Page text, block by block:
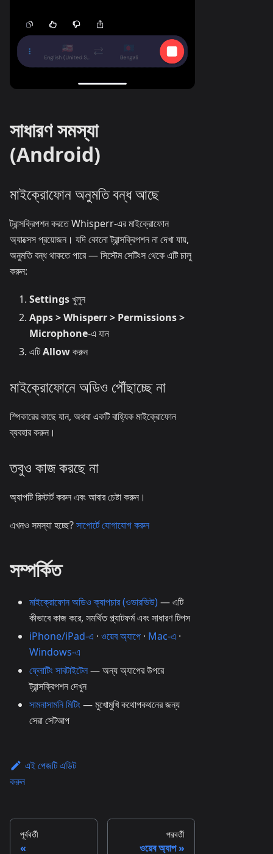
সাধারণ সমস্যা
(Android)
মাইক্রোফোন অনুমতি বন্ধ আছে
ট্রান্সক্রিপশন করতে Whisperr-এর মাইক্রোফোন
অ্যাক্সেস প্রয়োজন। যদি কোনো ট্রান্সক্রিপশন না দেখা যায়,
অনুমতি বন্ধ থাকতে পারে — সিস্টেম সেটিংস থেকে এটি চালু
করুন:
Settingsখুলুন
Apps > Whisperr > Permissions >
Microphone-এ যান
এটিAllowকরুন
মাইক্রোফোনে অডিও পৌঁছাচ্ছে না
স্পিকারের কাছে যান, অথবা একটি বাহ্যিক মাইক্রোফোন
ব্যবহার করুন।
তবুও কাজ করছে না
অ্যাপটি রিস্টার্ট করুন এবং আবার চেষ্টা করুন।
এখনও সমস্যা হচ্ছে?সাপোর্টে যোগাযোগ করুন
সম্পর্কিত
মাইক্রোফোন অডিও ক্যাপচার (ওভারভিউ)— এটি
কীভাবে কাজ করে, সমর্থিত প্ল্যাটফর্ম এবং সাধারণ টিপস
iPhone/iPad-এ · ওয়েব অ্যাপে · Mac-এ ·
Windows-এ
ফ্লোটিং সাবটাইটেল— অন্য অ্যাপের উপরে
ট্রান্সক্রিপশন দেখুন
সামনাসামনি মিটিং— মুখোমুখি কথোপকথনের জন্য
সেরা সেটআপ
এই পেজটি এডিট
করুন
পূর্ববর্তী পরবর্তী
ওয়েব অ্যাপ